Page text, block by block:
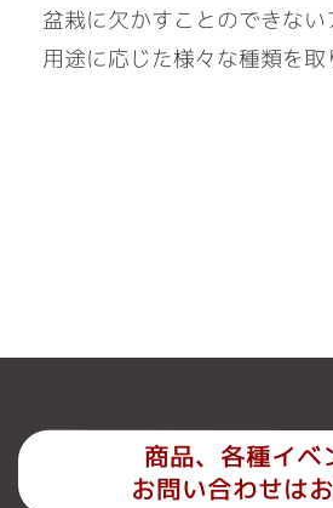
盆栽に欠かすことのできない
用途に応じた様々な種類を取
商品、各種イベ
お問い合わせは